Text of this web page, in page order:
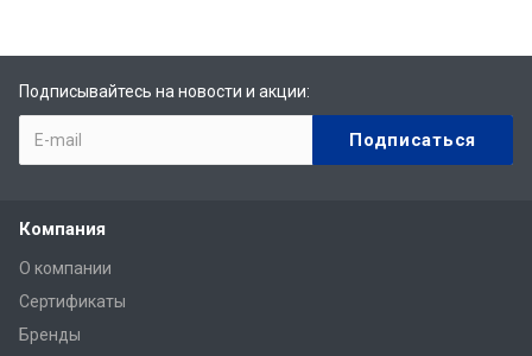
Подписывайтесь на новости и акции:
Компания
О компании
Сертификаты
Бренды